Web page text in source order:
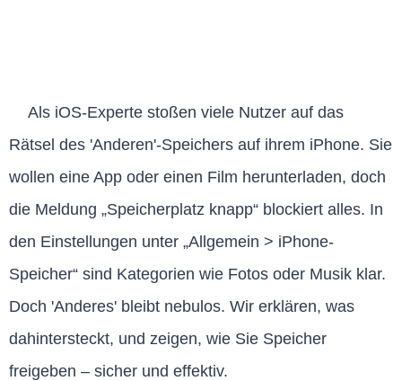
Als iOS-Experte stoßen viele Nutzer auf das
Rätsel des 'Anderen'-Speichers auf ihrem iPhone. Sie
wollen eine App oder einen Film herunterladen, doch
die Meldung „Speicherplatz knapp“ blockiert alles. In
den Einstellungen unter „Allgemein > iPhone-
Speicher“ sind Kategorien wie Fotos oder Musik klar.
Doch 'Anderes' bleibt nebulos. Wir erklären, was
dahintersteckt, und zeigen, wie Sie Speicher
freigeben – sicher und effektiv.